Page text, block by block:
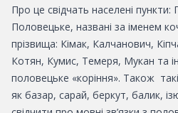
Про це свідчать населені пункти:
Половецьке, названі за іменем
прізвища: Кімак, Калчанович,
Котян, Кумис, Темеря, Мукан та
половецьке «коріння». Також
як базар, сарай, беркут, балик,